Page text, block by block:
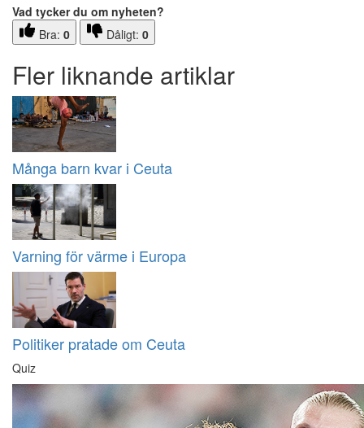
Vad tycker du om nyheten?
Bra: 0 Dåligt: 0
Fler liknande artiklar
Många barn kvar i Ceuta
Varning för värme i Europa
Politiker pratade om Ceuta
Quiz